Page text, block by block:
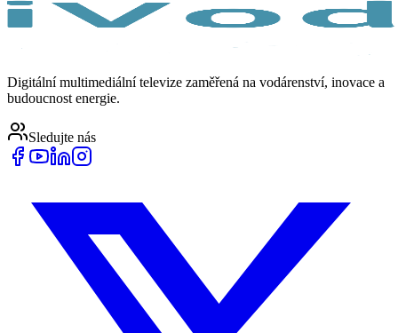
Digitální multimediální televize zaměřená na vodárenství, inovace a
budoucnost energie.
Sledujte nás